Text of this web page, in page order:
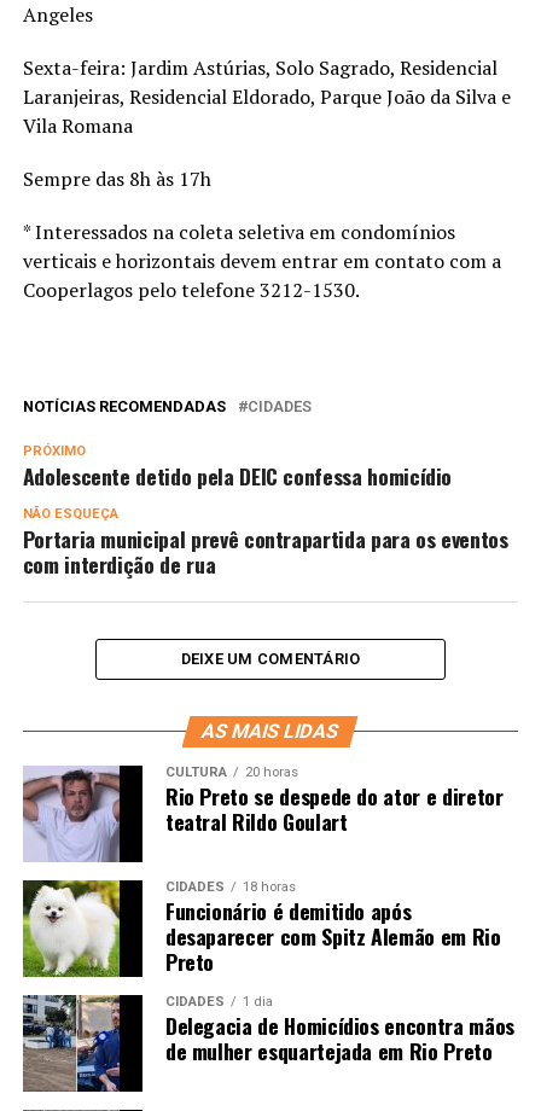
Angeles
Sexta-feira: Jardim Astúrias, Solo Sagrado, Residencial
Laranjeiras, Residencial Eldorado, Parque João da Silva e
Vila Romana
Sempre das 8h às 17h
* Interessados na coleta seletiva em condomínios
verticais e horizontais devem entrar em contato com a
Cooperlagos pelo telefone 3212-1530.
NOTÍCIAS RECOMENDADAS CIDADES
PRÓXIMO
Adolescente detido pela DEIC confessa homicídio
NÃO ESQUEÇA
Portaria municipal prevê contrapartida para os eventos
com interdição de rua
DEIXE UM COMENTÁRIO
AS MAIS LIDAS
CULTURA 20 horas
Rio Preto se despede do ator e diretor
teatral Rildo Goulart
CIDADES 18 horas
Funcionário é demitido após
desaparecer com Spitz Alemão em Rio
Preto
CIDADES 1 dia
Delegacia de Homicídios encontra mãos
de mulher esquartejada em Rio Preto